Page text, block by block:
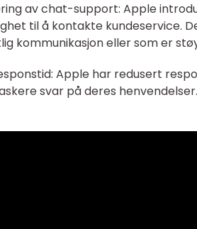
av chat-support: Apple
til å kontakte kundeservice.
kommunikasjon eller som er
Apple har redusert
svar på deres henvendelser.